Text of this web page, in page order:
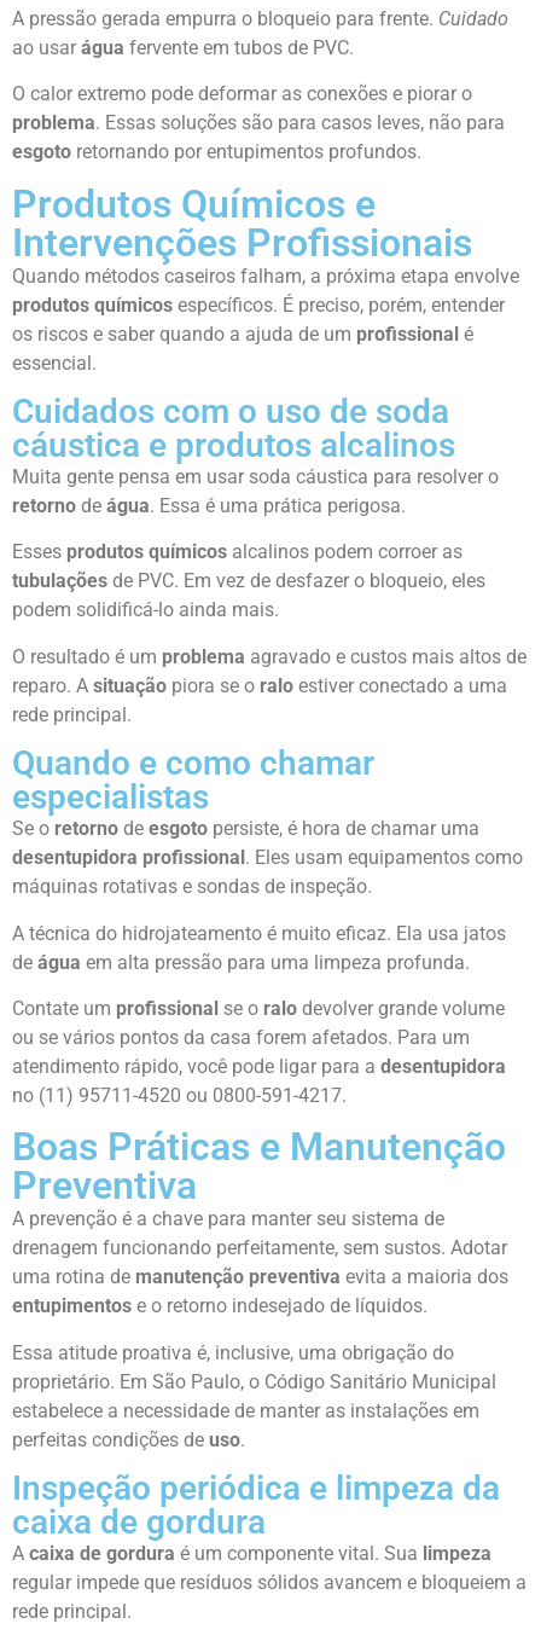
A pressão gerada empurra o bloqueio para frente. Cuidado
ao usar água fervente em tubos de PVC.
O calor extremo pode deformar as conexões e piorar o
problema. Essas soluções são para casos leves, não para
esgoto retornando por entupimentos profundos.
Produtos Químicos e
Intervenções Profissionais
Quando métodos caseiros falham, a próxima etapa envolve
produtos químicos específicos. É preciso, porém, entender
os riscos e saber quando a ajuda de um profissional é
essencial.
Cuidados com o uso de soda
cáustica e produtos alcalinos
Muita gente pensa em usar soda cáustica para resolver o
retorno de água. Essa é uma prática perigosa.
Esses produtos químicos alcalinos podem corroer as
tubulações de PVC. Em vez de desfazer o bloqueio, eles
podem solidificá-lo ainda mais.
O resultado é um problema agravado e custos mais altos de
reparo. A situação piora se o ralo estiver conectado a uma
rede principal.
Quando e como chamar
especialistas
Se o retorno de esgoto persiste, é hora de chamar uma
desentupidora profissional . Eles usam equipamentos como
máquinas rotativas e sondas de inspeção.
A técnica do hidrojateamento é muito eficaz. Ela usa jatos
de água em alta pressão para uma limpeza profunda.
Contate um profissional se o ralo devolver grande volume
ou se vários pontos da casa forem afetados. Para um
atendimento rápido, você pode ligar para a desentupidora
no (11) 95711-4520 ou 0800-591-4217.
Boas Práticas e Manutenção
Preventiva
A prevenção é a chave para manter seu sistema de
drenagem funcionando perfeitamente, sem sustos. Adotar
uma rotina de manutenção preventiva evita a maioria dos
entupimentos e o retorno indesejado de líquidos.
Essa atitude proativa é, inclusive, uma obrigação do
proprietário. Em São Paulo, o Código Sanitário Municipal
estabelece a necessidade de manter as instalações em
perfeitas condições de uso.
Inspeção periódica e limpeza da
caixa de gordura
A caixa de gordura é um componente vital. Sua limpeza
regular impede que resíduos sólidos avancem e bloqueiem a
rede principal.